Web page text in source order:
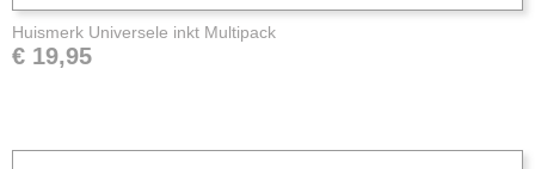
Huismerk Universele inkt Multipack
€ 19,95